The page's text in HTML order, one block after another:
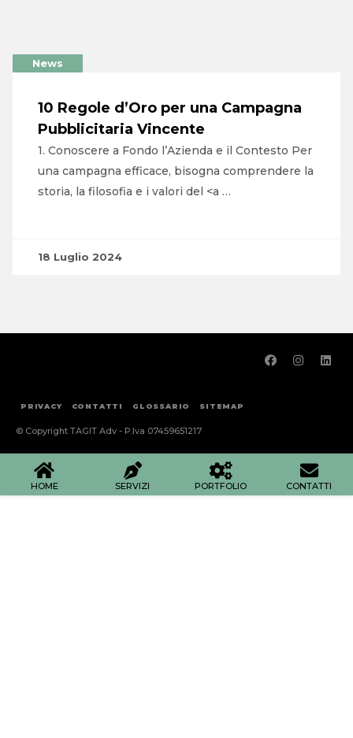
News
10 Regole d’Oro per una Campagna
Pubblicitaria Vincente
1. Conoscere a Fondo l’Azienda e il Contesto Per
una campagna efficace, bisogna comprendere la
storia, la filosofia e i valori del <a …
18 Luglio 2024
© Copyright TAGIT Adv - P.Iva 07459651217
PRIVACY CONTATTI GLOSSARIO SITEMAP
HOME SERVIZI PORTFOLIO CONTATTI